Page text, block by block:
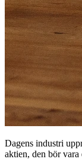
Dagens industri
aktien, den bör vara